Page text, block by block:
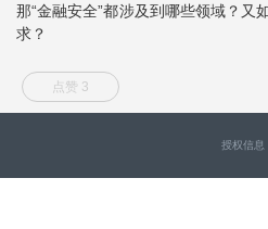
那“金融安全”都涉及到哪些领域？又
求？
点赞 3
授权信息